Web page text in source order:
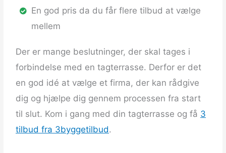
En god pris da du får flere tilbud at vælge
mellem
Der er mange beslutninger, der skal tages i
forbindelse med en tagterrasse. Derfor er det
en god idé at vælge et firma, der kan rådgive
dig og hjælpe dig gennem processen fra start
til slut. Kom i gang med din tagterrasse og få 3
tilbud fra 3byggetilbud.